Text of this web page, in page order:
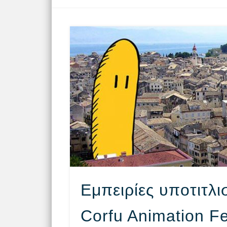
Εμπειρίες
Corfu Animation